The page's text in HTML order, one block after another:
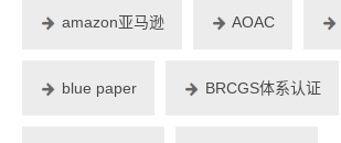
amazon亚马逊 AOAC
blue paper BRCGS体系认证